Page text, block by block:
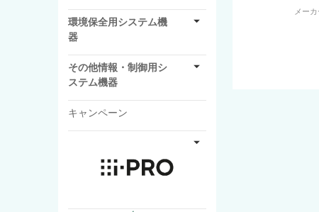
メー
環境保全用システム機
器
その他情報・制御用シ
ステム機器
キャンペーン